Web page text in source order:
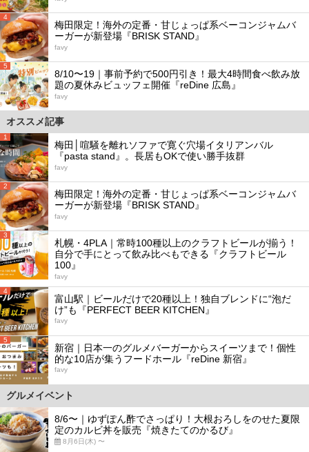
4
梅田限定！海外の定番・甘じょっぱ系ベーコンジャムバ
ーガーが新登場『BRISK STAND』
favy
5
8/10〜19｜事前予約で500円引き！最大4時間食べ飲み放
題の夏休みビュッフェ開催『reDine 広島』
favy
オススメ記事
1
梅田│喧騒を離れソファで寛ぐ穴場イタリアンバル
『pasta stand』。長居もOKで使い勝手抜群
favy
2
梅田限定！海外の定番・甘じょっぱ系ベーコンジャムバ
ーガーが新登場『BRISK STAND』
favy
3
札幌・4PLA｜常時100種以上のクラフトビールが揃う！
自分で手にとって飲み比べもできる『クラフトビール
100』
favy
4
富山駅｜ビールだけで20種以上！独自ブレンドに“泡だ
け”も『PERFECT BEER KITCHEN』
favy
5
新宿｜日本一のグルメバーガーからスイーツまで！個性
的な10店が集うフードホール『reDine 新宿』
favy
グルメイベント
8/6〜｜ゆずぽん酢でさっぱり！大根おろしをのせた夏限
定のカルビ丼を販売『焼きたてのかるび』
8月6日(木) 〜